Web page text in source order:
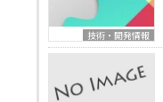
技術・開発情報